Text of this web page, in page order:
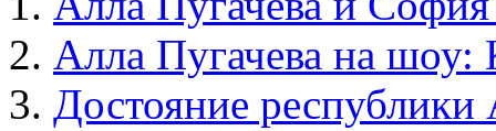
Алла Пугачева на шоу:
Достояние республики